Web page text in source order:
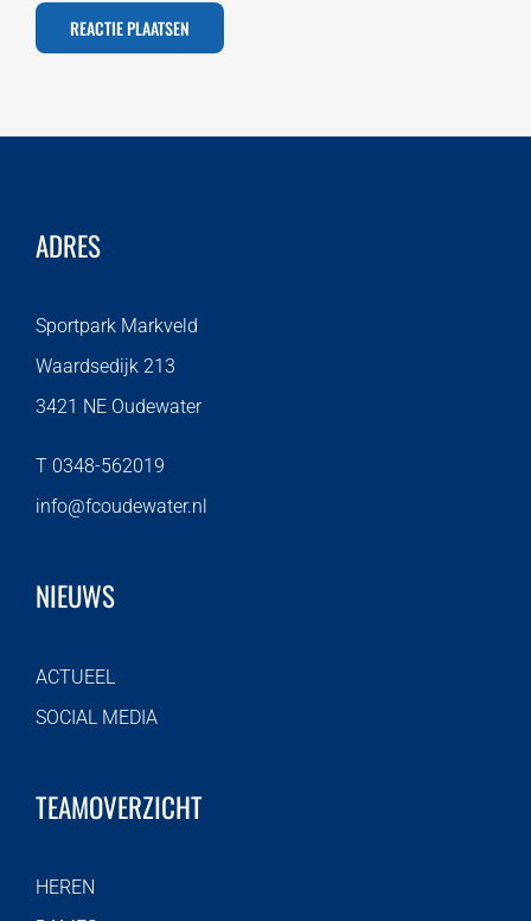
ADRES
Sportpark Markveld
Waardsedijk 213
3421 NE Oudewater
T 0348-562019
info@fcoudewater.nl
NIEUWS
ACTUEEL
SOCIAL MEDIA
TEAMOVERZICHT
HEREN